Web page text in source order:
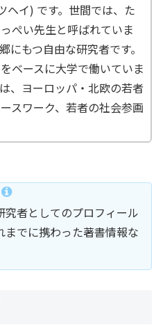
ヘイ) です。世間では、た
ぺい先生と呼ばれていま
にもつ自由な研究者です。
ベースに大学で働いていま
、ヨーロッパ・北欧の若者
スワーク、若者の社会参画
者としてのプロフィール
までに携わった著書情報な